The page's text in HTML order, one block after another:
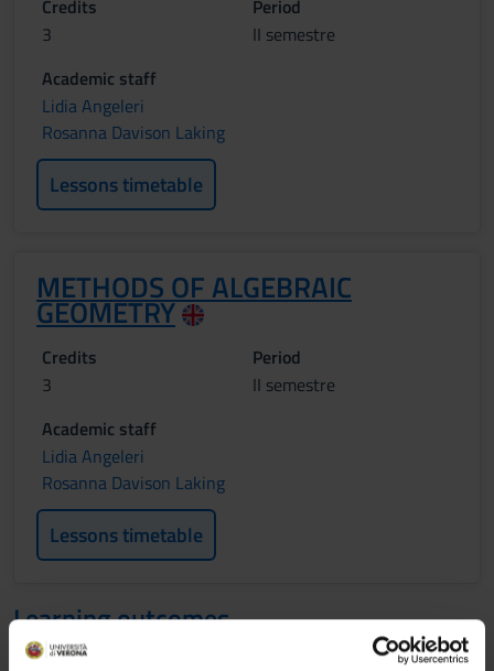
Credits
3
Period
II semestre
Academic staff
Lidia Angeleri
Rosanna Davison Laking
Lessons timetable
METHODS OF ALGEBRAIC
GEOMETRY
Credits
3
Period
II semestre
Academic staff
Lidia Angeleri
Rosanna Davison Laking
Lessons timetable
Learning outcomes
The goal of the course is to introduce the basic notions and